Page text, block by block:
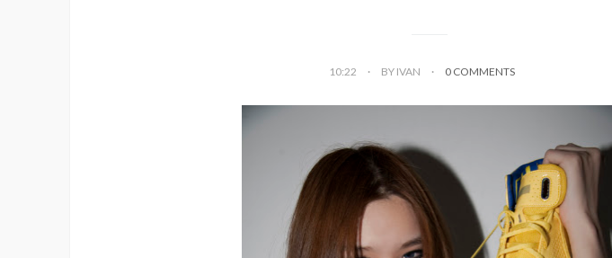
10:22 BY IVAN 0 COMMENTS